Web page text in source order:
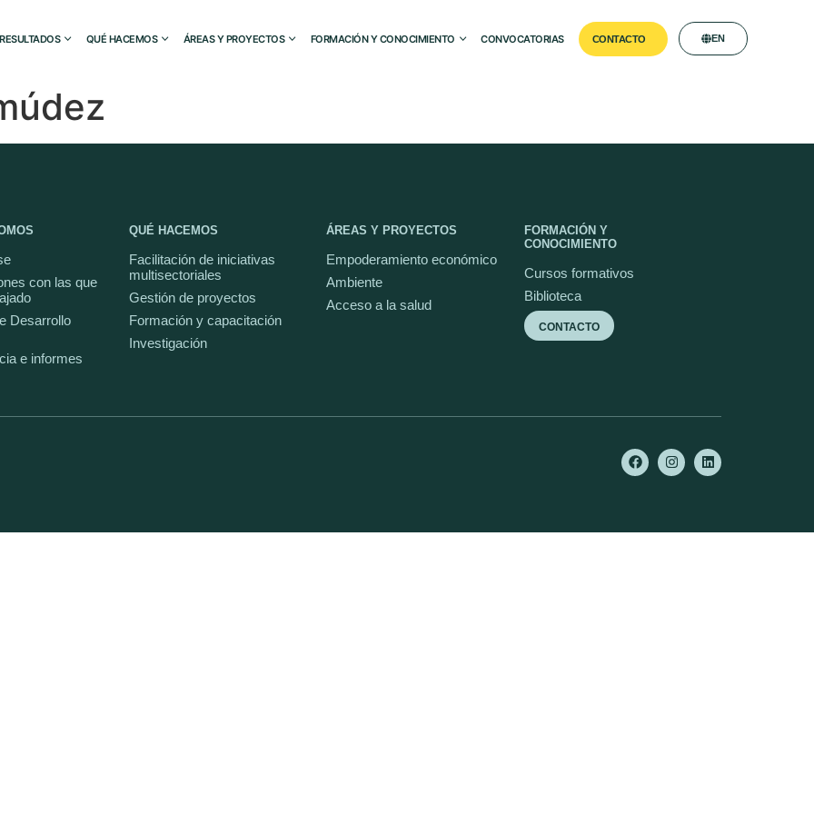
RESULTADOS QUÉ HACEMOS ÁREAS Y PROYECTOS FORMACIÓN Y CONOCIMIENTO CONVOCATORIAS CONTACTO EN
con las que
Desarrollo
e informes
QUÉ HACEMOS
Facilitación de iniciativas
multisectoriales
Gestión de proyectos
Formación y capacitación
Investigación
ÁREAS Y PROYECTOS
Empoderamiento económico
Ambiente
Acceso a la salud
FORMACIÓN Y
CONOCIMIENTO
Cursos formativos
Biblioteca
CONTACTO